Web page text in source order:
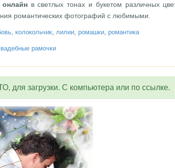
в светлых тонах и букетом различных
романтических фотографий с любимыми.
, колокольчик, лилии, ромашки, романтика
рамочки
для загрузки. С компьютера или по ссылке.